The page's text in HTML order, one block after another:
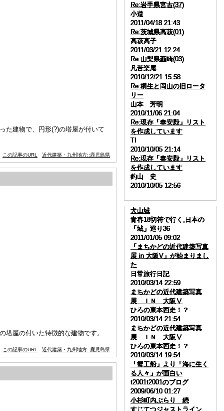
Re:岩手県宮古(37)
小道
2011/04/18 21:43
Re:茨城県高萩(01)
高萩高子
2011/03/21 12:24
Re:山梨県韮崎(03)
凡苦楽庵
2010/12/21 15:58
Re:桐生と岡山の旧ロータ
リー
山本 芳明
2010/11/06 21:04
Re:現存「奉安殿」リスト
を作成しています
TI
2010/10/05 21:14
Re:現存「奉安殿」リスト
を作成しています
釣山 史
2010/10/05 12:56
犬山城
青春18切符で行く,日本の
「城」巡り36
2011/01/05 09:02
「まちかどの近代建築写真
展 in 大阪V」が始まりまし
た
日常旅行日記
2010/03/14 22:59
まちかどの近代建築写真
展 ＩＮ 大阪Ⅴ
ひろの東本西走！？
2010/03/14 21:54
まちかどの近代建築写真
展 ＩＮ 大阪Ⅴ
ひろの東本西走！？
2010/03/14 19:54
「蟹工船」より「海に生く
る人々」が面白い
t2001t2001のブログ
2009/06/10 01:27
小杉町内ぶらり 続
すじてつジャストライン
Re:岩手県宮古(37)
小道
2011/04/18 21:43
Re:茨城県高萩(01)
高萩高子
2011/03/21 12:24
Re:山梨県韮崎(03)
凡苦楽庵
2010/12/21 15:58
Re:桐生と岡山の旧ロータ
リー
山本 芳明
2010/11/06 21:04
Re:現存「奉安殿」リスト
を作成しています
TI
2010/10/05 21:14
Re:現存「奉安殿」リスト
を作成しています
釣山 史
2010/10/05 12:56
犬山城
青春18切符で行く,日本の
「城」巡り36
2011/01/05 09:02
「まちかどの近代建築写真
展 in 大阪V」が始まりまし
た
日常旅行日記
2010/03/14 22:59
まちかどの近代建築写真
展 ＩＮ 大阪Ⅴ
ひろの東本西走！？
2010/03/14 21:54
まちかどの近代建築写真
展 ＩＮ 大阪Ⅴ
ひろの東本西走！？
2010/03/14 19:54
「蟹工船」より「海に生く
る人々」が面白い
t2001t2001のブログ
2009/06/10 01:27
小杉町内ぶらり 続
すじてつジャストライン
Re:岩手県宮古(37)
小道
2011/04/18 21:43
Re:茨城県高萩(01)
高萩高子
2011/03/21 12:24
Re:山梨県韮崎(03)
凡苦楽庵
2010/12/21 15:58
Re:桐生と岡山の旧ロータ
リー
山本 芳明
2010/11/06 21:04
Re:現存「奉安殿」リスト
を作成しています
TI
2010/10/05 21:14
Re:現存「奉安殿」リスト
を作成しています
釣山 史
2010/10/05 12:56
犬山城
青春18切符で行く,日本の
「城」巡り36
2011/01/05 09:02
「まちかどの近代建築写真
展 in 大阪V」が始まりまし
た
日常旅行日記
2010/03/14 22:59
まちかどの近代建築写真
展 ＩＮ 大阪Ⅴ
ひろの東本西走！？
2010/03/14 21:54
まちかどの近代建築写真
展 ＩＮ 大阪Ⅴ
ひろの東本西走！？
2010/03/14 19:54
「蟹工船」より「海に生く
る人々」が面白い
t2001t2001のブログ
2009/06/10 01:27
小杉町内ぶらり 続
すじてつジャストライン
Re:岩手県宮古(37)
小道
2011/04/18 21:43
Re:茨城県高萩(01)
高萩高子
2011/03/21 12:24
Re:山梨県韮崎(03)
凡苦楽庵
2010/12/21 15:58
Re:桐生と岡山の旧ロータ
リー
山本 芳明
2010/11/06 21:04
Re:現存「奉安殿」リスト
を作成しています
TI
2010/10/05 21:14
Re:現存「奉安殿」リスト
を作成しています
釣山 史
2010/10/05 12:56
犬山城
青春18切符で行く,日本の
「城」巡り36
2011/01/05 09:02
「まちかどの近代建築写真
展 in 大阪V」が始まりまし
た
日常旅行日記
2010/03/14 22:59
まちかどの近代建築写真
展 ＩＮ 大阪Ⅴ
ひろの東本西走！？
2010/03/14 21:54
まちかどの近代建築写真
展 ＩＮ 大阪Ⅴ
ひろの東本西走！？
2010/03/14 19:54
「蟹工船」より「海に生く
る人々」が面白い
t2001t2001のブログ
2009/06/10 01:27
小杉町内ぶらり 続
すじてつジャストライン
た建物で、円形(?)の塔屋が付いて
この記事のURL 近代建築・九州地方::鹿児島県
Re:岩手県宮古(37)
小道
2011/04/18 21:43
Re:茨城県高萩(01)
高萩高子
2011/03/21 12:24
Re:山梨県韮崎(03)
凡苦楽庵
2010/12/21 15:58
Re:桐生と岡山の旧ロータ
リー
山本 芳明
2010/11/06 21:04
Re:現存「奉安殿」リスト
を作成しています
TI
2010/10/05 21:14
Re:現存「奉安殿」リスト
を作成しています
釣山 史
2010/10/05 12:56
犬山城
青春18切符で行く,日本の
「城」巡り36
2011/01/05 09:02
「まちかどの近代建築写真
展 in 大阪V」が始まりまし
た
日常旅行日記
2010/03/14 22:59
まちかどの近代建築写真
展 ＩＮ 大阪Ⅴ
ひろの東本西走！？
2010/03/14 21:54
まちかどの近代建築写真
展 ＩＮ 大阪Ⅴ
ひろの東本西走！？
2010/03/14 19:54
「蟹工船」より「海に生く
る人々」が面白い
t2001t2001のブログ
2009/06/10 01:27
小杉町内ぶらり 続
すじてつジャストライン
塔屋の付いた特徴的な建物です。
この記事のURL 近代建築・九州地方::鹿児島県
Re:岩手県宮古(37)
小道
2011/04/18 21:43
Re:茨城県高萩(01)
高萩高子
2011/03/21 12:24
Re:山梨県韮崎(03)
凡苦楽庵
2010/12/21 15:58
Re:桐生と岡山の旧ロータ
リー
山本 芳明
2010/11/06 21:04
Re:現存「奉安殿」リスト
を作成しています
TI
2010/10/05 21:14
Re:現存「奉安殿」リスト
を作成しています
釣山 史
2010/10/05 12:56
犬山城
青春18切符で行く,日本の
「城」巡り36
2011/01/05 09:02
「まちかどの近代建築写真
展 in 大阪V」が始まりまし
た
日常旅行日記
2010/03/14 22:59
まちかどの近代建築写真
展 ＩＮ 大阪Ⅴ
ひろの東本西走！？
2010/03/14 21:54
まちかどの近代建築写真
展 ＩＮ 大阪Ⅴ
ひろの東本西走！？
2010/03/14 19:54
「蟹工船」より「海に生く
る人々」が面白い
t2001t2001のブログ
2009/06/10 01:27
小杉町内ぶらり 続
すじてつジャストライン
Re:岩手県宮古(37)
小道
2011/04/18 21:43
Re:茨城県高萩(01)
高萩高子
2011/03/21 12:24
Re:山梨県韮崎(03)
凡苦楽庵
2010/12/21 15:58
Re:桐生と岡山の旧ロータ
リー
山本 芳明
2010/11/06 21:04
Re:現存「奉安殿」リスト
を作成しています
TI
2010/10/05 21:14
Re:現存「奉安殿」リスト
を作成しています
釣山 史
2010/10/05 12:56
犬山城
青春18切符で行く,日本の
「城」巡り36
2011/01/05 09:02
「まちかどの近代建築写真
展 in 大阪V」が始まりまし
た
日常旅行日記
2010/03/14 22:59
まちかどの近代建築写真
展 ＩＮ 大阪Ⅴ
ひろの東本西走！？
2010/03/14 21:54
まちかどの近代建築写真
展 ＩＮ 大阪Ⅴ
ひろの東本西走！？
2010/03/14 19:54
「蟹工船」より「海に生く
る人々」が面白い
t2001t2001のブログ
2009/06/10 01:27
小杉町内ぶらり 続
すじてつジャストライン
Re:岩手県宮古(37)
小道
2011/04/18 21:43
Re:茨城県高萩(01)
高萩高子
2011/03/21 12:24
Re:山梨県韮崎(03)
凡苦楽庵
2010/12/21 15:58
Re:桐生と岡山の旧ロータ
リー
山本 芳明
2010/11/06 21:04
Re:現存「奉安殿」リスト
を作成しています
TI
2010/10/05 21:14
Re:現存「奉安殿」リスト
を作成しています
釣山 史
2010/10/05 12:56
犬山城
青春18切符で行く,日本の
「城」巡り36
2011/01/05 09:02
「まちかどの近代建築写真
展 in 大阪V」が始まりまし
た
日常旅行日記
2010/03/14 22:59
まちかどの近代建築写真
展 ＩＮ 大阪Ⅴ
ひろの東本西走！？
2010/03/14 21:54
まちかどの近代建築写真
展 ＩＮ 大阪Ⅴ
ひろの東本西走！？
2010/03/14 19:54
「蟹工船」より「海に生く
る人々」が面白い
t2001t2001のブログ
2009/06/10 01:27
小杉町内ぶらり 続
すじてつジャストライン
Re:岩手県宮古(37)
小道
2011/04/18 21:43
Re:茨城県高萩(01)
高萩高子
2011/03/21 12:24
Re:山梨県韮崎(03)
凡苦楽庵
2010/12/21 15:58
Re:桐生と岡山の旧ロータ
リー
山本 芳明
2010/11/06 21:04
Re:現存「奉安殿」リスト
を作成しています
TI
2010/10/05 21:14
Re:現存「奉安殿」リスト
を作成しています
釣山 史
2010/10/05 12:56
犬山城
青春18切符で行く,日本の
「城」巡り36
2011/01/05 09:02
「まちかどの近代建築写真
展 in 大阪V」が始まりまし
た
日常旅行日記
2010/03/14 22:59
まちかどの近代建築写真
展 ＩＮ 大阪Ⅴ
ひろの東本西走！？
2010/03/14 21:54
まちかどの近代建築写真
展 ＩＮ 大阪Ⅴ
ひろの東本西走！？
2010/03/14 19:54
「蟹工船」より「海に生く
る人々」が面白い
t2001t2001のブログ
2009/06/10 01:27
小杉町内ぶらり 続
すじてつジャストライン
Re:岩手県宮古(37)
小道
2011/04/18 21:43
Re:茨城県高萩(01)
高萩高子
2011/03/21 12:24
Re:山梨県韮崎(03)
凡苦楽庵
2010/12/21 15:58
Re:桐生と岡山の旧ロータ
リー
山本 芳明
2010/11/06 21:04
Re:現存「奉安殿」リスト
を作成しています
TI
2010/10/05 21:14
Re:現存「奉安殿」リスト
を作成しています
釣山 史
2010/10/05 12:56
犬山城
青春18切符で行く,日本の
「城」巡り36
2011/01/05 09:02
「まちかどの近代建築写真
展 in 大阪V」が始まりまし
た
日常旅行日記
2010/03/14 22:59
まちかどの近代建築写真
展 ＩＮ 大阪Ⅴ
ひろの東本西走！？
2010/03/14 21:54
まちかどの近代建築写真
展 ＩＮ 大阪Ⅴ
ひろの東本西走！？
2010/03/14 19:54
「蟹工船」より「海に生く
る人々」が面白い
t2001t2001のブログ
2009/06/10 01:27
小杉町内ぶらり 続
すじてつジャストライン